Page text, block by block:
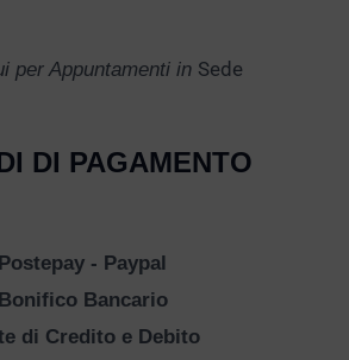
per Appuntamenti in Sede
DI PAGAMENTO
Postepay - Paypal
Bonifico Bancario
di Credito e Debito